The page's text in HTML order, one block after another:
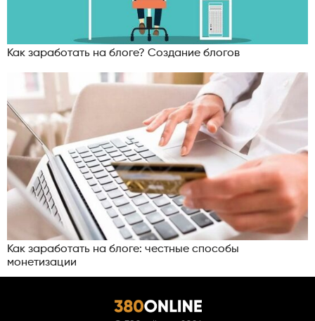
Как заработать на блоге? Создание блогов
Как заработать на блоге: честные способы
монетизации